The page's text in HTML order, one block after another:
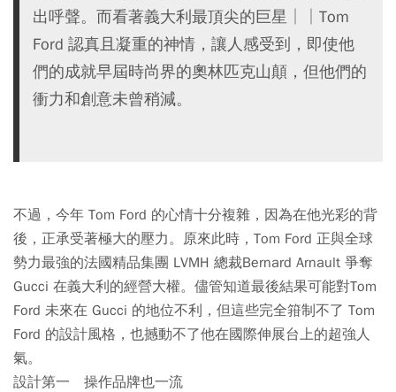
出呼聲。而看著義大利最頂尖的巨星││Tom
Ford 認真且凝重的神情，讓人感受到，即使他
們的成就早屆時尚界的奧林匹克山顛，但他們的
衝力和創意未曾稍減。
不過，今年 Tom Ford 的心情十分複雜，因為在他光彩的背
後，正承受著極大的壓力。原來此時，Tom Ford 正與全球
勢力最強的法國精品集團 LVMH 總裁Bernard Arnault 爭奪
Gucci 在義大利的經營大權。儘管知道最後結果可能對Tom
Ford 未來在 Gucci 的地位不利，但這些完全箝制不了 Tom
Ford 的設計風格，也撼動不了他在國際伸展台上的超強人
氣。
設計第一 操作品牌也一流